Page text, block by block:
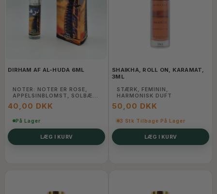
DIRHAM AF AL-HUDA 6ML
NOTER: NOTER ER ROSE,
APPELSINBLOMST, SOLBÆR
OG PÆRE; HJERTENOTER ER
PRALINE, IRIS OG JASMIN;
VANILJE OG TONKABØNNE.
KØN: TIL MÆND
SPECIALITET: ALKOHOLFRI
40,00 DKK
På Lager
LÆG I KURV
SHAIKHA, ROLL ON, KARAMAT,
3ML
STÆRK, FEMININ,
HARMONISK DUFT
50,00 DKK
3 Stk Tilbage På Lager
LÆG I KURV